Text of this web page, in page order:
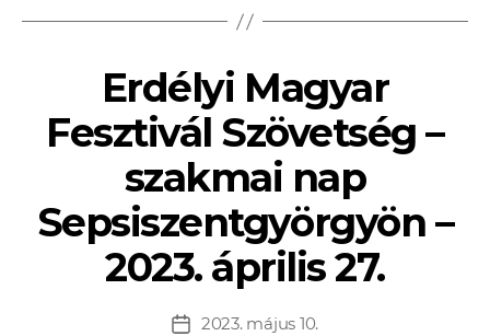
Erdélyi Magyar
Fesztivál Szövetség –
szakmai nap
Sepsiszentgyörgyön –
2023. április 27.
2023. május 10.